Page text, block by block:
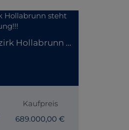
Gewerbeobjekt im Bezirk Hollabrunn steht zum Verkauf oder Vermietung!!!
Kaufpreis
689.000,00 €